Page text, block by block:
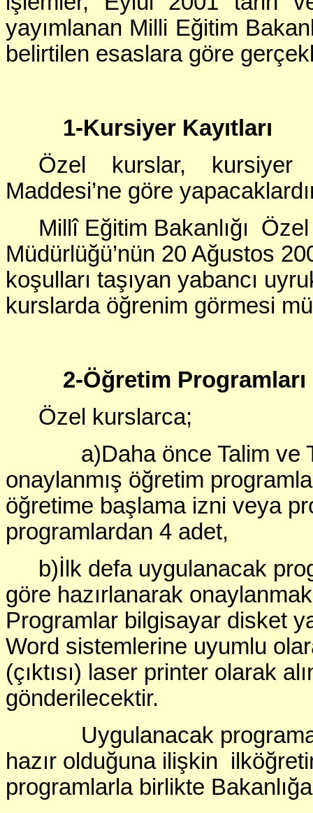
yayımlanan Milli Eğitim
belirtilen esaslara göre
1-Kursiyer Kayıtları
Özel kurslar, kursiyer
Maddesi’ne göre
Millî Eğitim Bakanlığı
Müdürlüğü’nün 20 Ağustos
koşulları taşıyan yabancı
kurslarda öğrenim görmesi
2-Öğretim Programları
Özel kurslarca;
a)Daha önce Talim ve
onaylanmış öğretim
öğretime başlama izni veya
programlardan 4 adet,
b)İlk defa uygulanacak
göre hazırlanarak
Programlar bilgisayar disket
Word sistemlerine uyumlu
(çıktısı) laser printer olarak
gönderilecektir.
Uygulanacak programa
hazır olduğuna ilişkin
programlarla birlikte